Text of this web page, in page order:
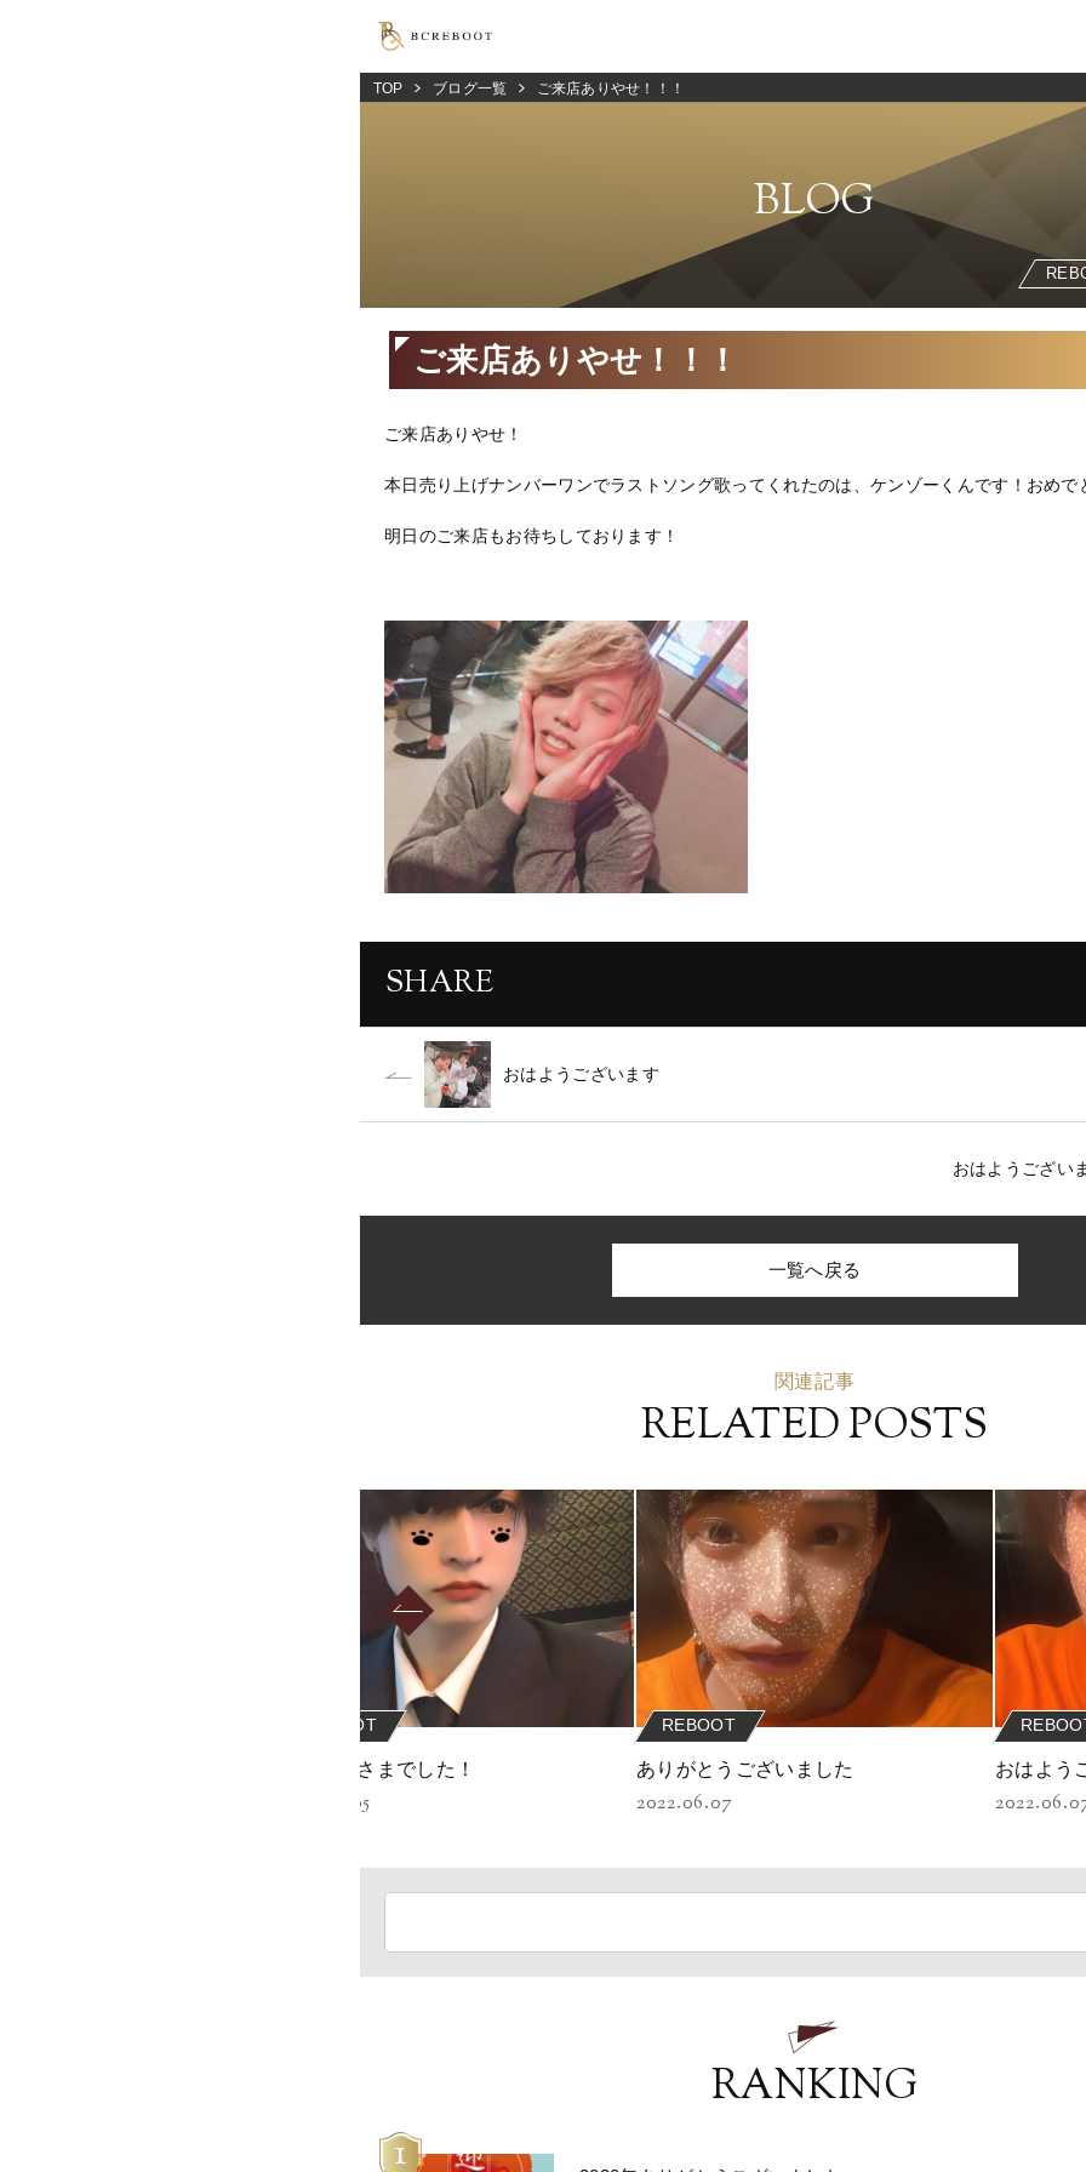
TOP ブログ一覧 ご来店ありやせ！！！
BLOG
ご来店ありやせ！！！
ご来店ありやせ！
本日売り上げナンバーワンでラストソング歌ってくれたのは、ケンゾーくんです！おめで
明日のご来店もお待ちしております！
SHARE
おはようございます
おはようござい
一覧へ戻る
関連記事
RELATED POSTS
REBOOT
おつかれさまでした！
2022.06.05
REBOOT
ありがとうございました
2022.06.07
おはよう
RANKING
1